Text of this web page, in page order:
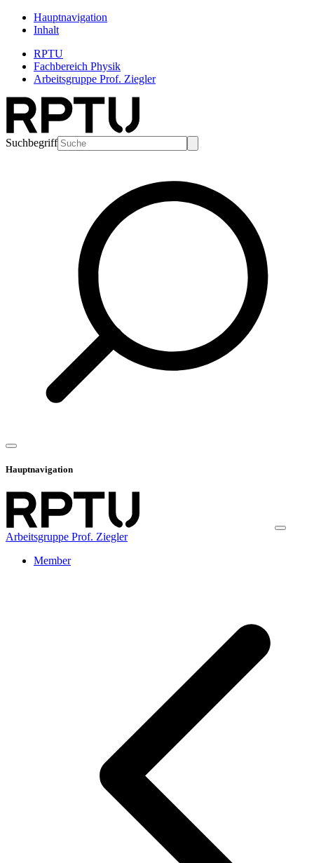
Hauptnavigation
Inhalt
RPTU
Fachbereich Physik
Arbeitsgruppe Prof. Ziegler
Suchbegriff
Hauptnavigation
Arbeitsgruppe Prof. Ziegler
Member